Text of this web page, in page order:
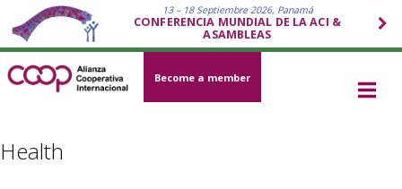
13 – 18 Septiembre 2026, Panamá
CONFERENCIA MUNDIAL DE LA ACI &
ASAMBLEAS
Become a member
Health